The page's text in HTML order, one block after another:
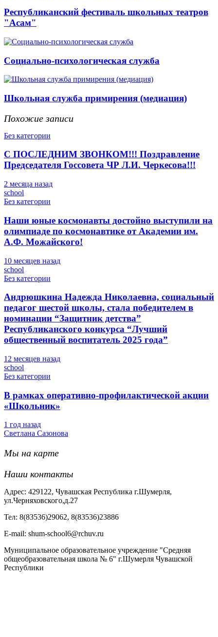
Республиканский фестиваль школьных театров
"Асам"
Социально-психологическая служба
Школьная служба примирения (медиация)
Похожие записи
Без категории
С ПОСЛЕДНИМ ЗВОНКОМ!!! Поздравление
Председателя Госсовета ЧР Л.И. Черкесова!!!
2 месяца назад
school
Без категории
Наши юные космонавты достойно выступили на
олимпиаде по космонавтике от Академии им.
А.Ф. Можайского!
10 месяцев назад
school
Без категории
Андрюшкина Надежда Николаевна, социальный
педагог шестой школы, стала победителем в
номинации “Защитник детства”
Республиканского конкурса “Лучший
общественный воспитатель 2025 года”
12 месяцев назад
school
Без категории
В рамках оперативно-профилактической акции
«Школьник»
1 год назад
Светлана Сазонова
Мы на карте
Наши контакты
Адрес: 429122, Чувашская Республика г.Шумерля,
ул.Черняховского,д.27
Тел: 8(83536)29062, 8(83536)23886
Е-mail: shum-school6@rchuv.ru
Муниципальное образовательное учреждение "Средняя
общеобразовательная школа № 6" г.Шумерля Чувашской
Республики